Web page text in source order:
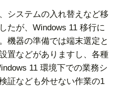
システムの入れ替えなど移
たが、Windows 11 移行に
機器の準備では端末選定と
置などがありますし、各種
11 環境下での業務シ
証なども外せない作業の1